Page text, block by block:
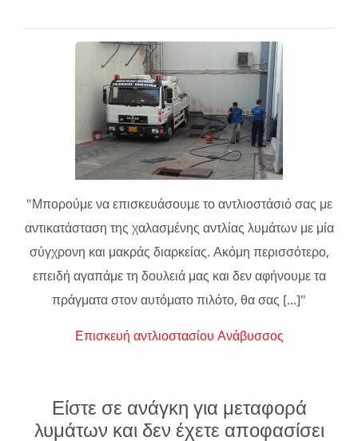
"Μπορούμε να επισκευάσουμε το αντλιοστάσιό σας με
αντικατάσταση της χαλασμένης αντλίας λυμάτων με μία
σύγχρονη και μακράς διαρκείας. Ακόμη περισσότερο,
επειδή αγαπάμε τη δουλειά μας και δεν αφήνουμε τα
πράγματα στον αυτόματο πιλότο, θα σας [...]"
Επισκευή αντλιοστασίου Ανάβυσσος
Είστε σε ανάγκη για μεταφορά
λυμάτων και δεν έχετε αποφασίσει